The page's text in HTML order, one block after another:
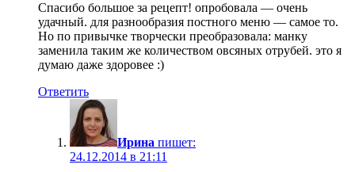
Спасибо большое за рецепт! опробовала — очень
удачный. для разнообразия постного меню — самое то.
Но по привычке творчески преобразовала: манку
заменила таким же количеством овсяных отрубей. это я
думаю даже здоровее :)
Ответить
Ирина пишет:
24.12.2014 в 21:11